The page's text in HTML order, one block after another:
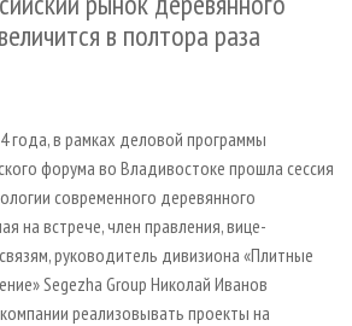
ПЛИТ
REVIEW
в полтора раза
года, в рамках деловой программы
форума во Владивостоке прошла сессия
современного деревянного
на встрече, член правления, вице-
руководитель дивизиона «Плитные
Segezha Group Николай Иванов
реализовывать проекты на